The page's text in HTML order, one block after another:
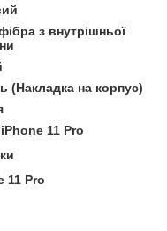
з внутрішньої
(Накладка на корпус)
11 Pro
11 Pro